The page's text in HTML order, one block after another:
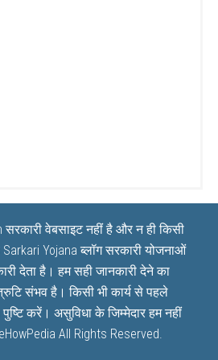
सरकारी वेबसाइट नहीं है और न ही किसी
Sarkari Yojana ब्लॉग सरकारी योजनाओं
देता है। हम सही जानकारी देने का
संभव है। किसी भी कार्य से पहले
करें। असुविधा के जिम्मेदार हम नहीं
All Rights Reserved.